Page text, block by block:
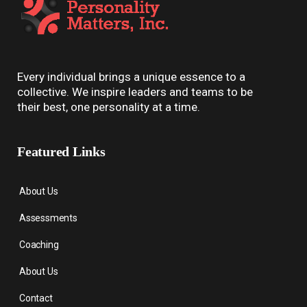
Every individual brings a unique essence to a
collective. We inspire leaders and teams to be
their best, one personality at a time.
Featured Links
About Us
Assessments
Coaching
About Us
Contact